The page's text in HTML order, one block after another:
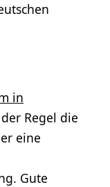
in
Regel die
eine
Gute